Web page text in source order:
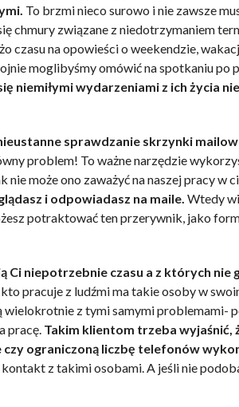
To brzmi nieco surowo i nie zawsze
chmury związane z niedotrzymaniem
czasu na opowieści o weekendzie,
moglibyśmy omówić na spotkaniu po
niemiłymi wydarzeniami z ich życia
sprawdzanie skrzynki
problem! To ważne narzędzie
może ono zaważyć na naszej pracy w
i odpowiadasz na maile. Wtedy
potraktować ten przerywnik, jako
niepotrzebnie czasu a z których nie
kto pracuje z ludźmi ma takie osoby w
z tymi samymi problemami-
pracę. Takim klientom trzeba wyjaśnić,
ograniczoną liczbę telefonów
z takimi osobami. A jeśli nie